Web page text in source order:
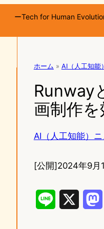
ーTech for Human
ホーム » AI（人工知能）
Runway
画制作
AI（人工知能）
[公開]2024年9月